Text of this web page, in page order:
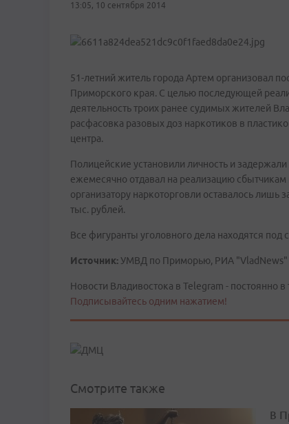
13:05, 10 сентября 2014
51-летний житель города Артем организовал
Приморского края. С целью последующей
деятельность троих ранее судимых жителей
расфасовка разовых доз наркотиков в
центра.
Полицейские установили личность и
ежемесячно отдавал на реализацию
организатору наркоторговли оставалось лишь
тыс. рублей.
Все фигуранты уголовного дела находятся под
Источник: УМВД по Приморью, РИА "VladNews"
Новости Владивостока в Telegram - постоянно в
Подписывайтесь одним нажатием!
Смотрите также
В